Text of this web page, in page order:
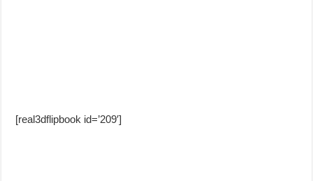
[real3dflipbook id=’209′]